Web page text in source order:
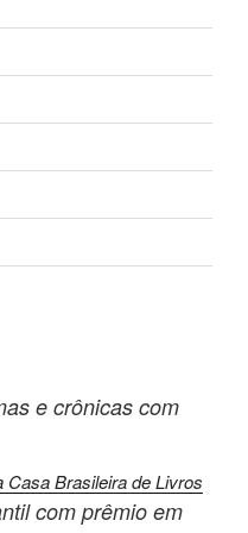
e crônicas com
com prêmio em